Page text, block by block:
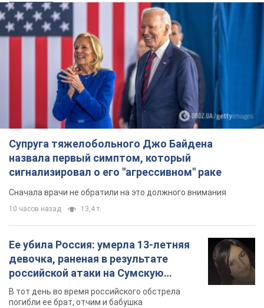
Супруга тяжелобольного Джо Байдена
назвала первый симптом, который
сигнализировал о его "агрессивном" раке
Сначала врачи не обратили на это должного внимания
10 часов назад 13,4 т.
Ее убила Россия: умерла 13-летняя
девочка, раненая в результате
российской атаки на Сумскую
область. Фото
В тот день во время российского обстрела
погибли ее брат, отчим и бабушка